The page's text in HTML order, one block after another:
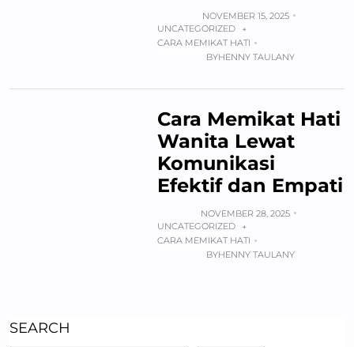
NOVEMBER 15, 2025
UNCATEGORIZED
+
CARA MEMIKAT HATI
BYHENNY TAULANY
Cara Memikat Hati
Wanita Lewat
Komunikasi
Efektif dan Empati
NOVEMBER 28, 2025
UNCATEGORIZED
+
CARA MEMIKAT HATI
BYHENNY TAULANY
SEARCH